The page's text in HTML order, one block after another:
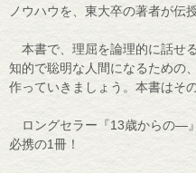
ノウハウを、東大卒の著者が伝
本書で、理屈を論理的に話せ
知的で聡明な人間になるための
作っていきましょう。本書はそ
ロングセラー『13歳からの―
必携の1冊！